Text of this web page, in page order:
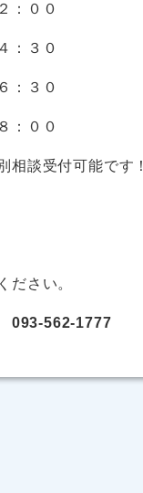
：００
：３０
：３０
：００
談受付可能です！
ださい。
562-1777